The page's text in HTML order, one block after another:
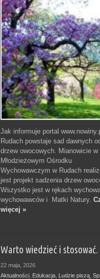
Jak informuje portal
Rudach powstaje sad dawnych
drzew owocowych. Mianowicie w
Młodzieżowym Ośrodku
Wychowawczym w Rudach
jest projekt sadzenia drzew
Wszystko jest w rękach
wychowawców i Matki Natury.
więcej »
Warto wiedzieć i stosować.
22 maja, 2026
Aktualności, Edukacja, Ludzie piszą,